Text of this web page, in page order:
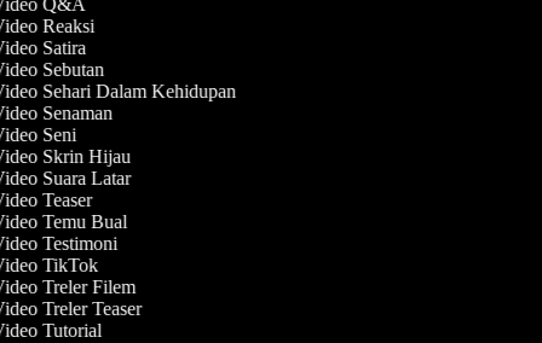
Q&A
Reaksi
Satira
Sebutan
Sehari Dalam Kehidupan
Senaman
Seni
Skrin Hijau
Suara Latar
Teaser
Temu Bual
Testimoni
TikTok
Treler Filem
Treler Teaser
Tutorial